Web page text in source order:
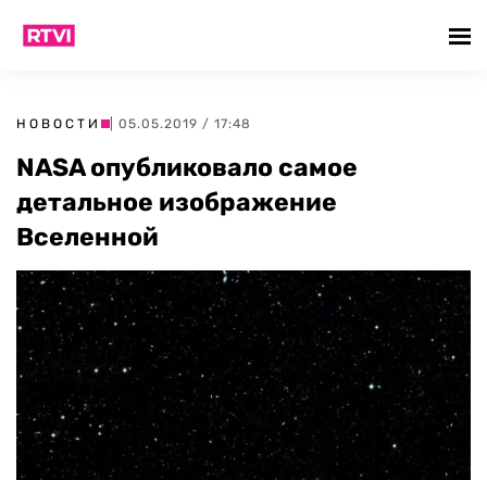
НОВОСТИ | 05.05.2019 / 17:48
NASA опубликовало самое
детальное изображение
Вселенной